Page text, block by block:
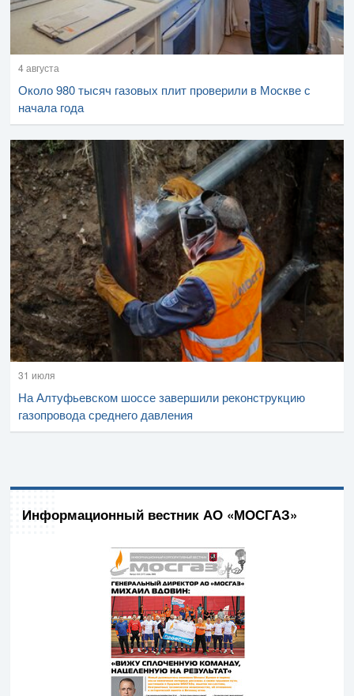
4 августа
Около 980 тысяч газовых плит проверили в Москве с
начала года
31 июля
На Алтуфьевском шоссе завершили реконструкцию
газопровода среднего давления
Информационный вестник АО «МОСГАЗ»